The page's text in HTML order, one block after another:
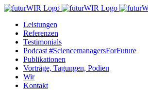
Zum
springenLeistungen
Referenzen
Testimonials
Podcast #SciencemanagersForFuture
Publikationen
Vorträge, Tagungen, Podien
Wir
Kontakt